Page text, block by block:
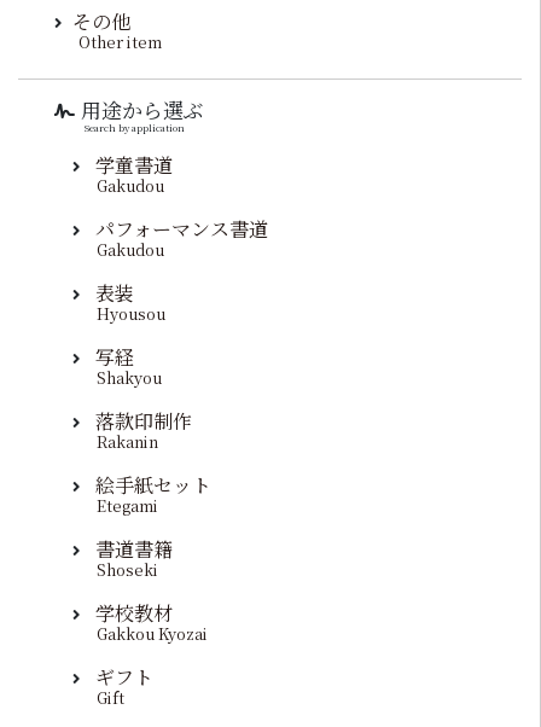
その他
Other item
用途から選ぶ
Search by application
学童書道
Gakudou
パフォーマンス書道
Gakudou
表装
Hyousou
写経
Shakyou
落款印制作
Rakanin
絵手紙セット
Etegami
書道書籍
Shoseki
学校教材
Gakkou Kyozai
ギフト
Gift